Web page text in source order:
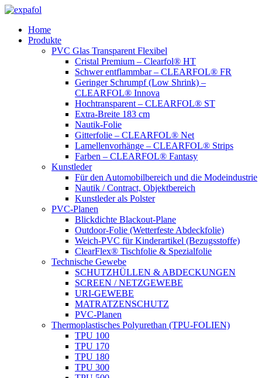
Zum
springenHome
Produkte
PVC Glas Transparent Flexibel
Cristal Premium – Clearfol® HT
Schwer entflammbar – CLEARFOL® FR
Geringer Schrumpf (Low Shrink) –
CLEARFOL® Innova
Hochtransparent – CLEARFOL® ST
Extra-Breite 183 cm
Nautik-Folie
Gitterfolie – CLEARFOL® Net
Lamellenvorhänge – CLEARFOL® Strips
Farben – CLEARFOL® Fantasy
Kunstleder
Für den Automobilbereich und die Modeindustrie
Nautik / Contract, Objektbereich
Kunstleder als Polster
PVC-Planen
Blickdichte Blackout-Plane
Outdoor-Folie (Wetterfeste Abdeckfolie)
Weich-PVC für Kinderartikel (Bezugsstoffe)
ClearFlex® Tischfolie & Spezialfolie
Technische Gewebe
SCHUTZHÜLLEN & ABDECKUNGEN
SCREEN / NETZGEWEBE
URI-GEWEBE
MATRATZENSCHUTZ
PVC-Planen
Thermoplastisches Polyurethan (TPU-FOLIEN)
TPU 100
TPU 170
TPU 180
TPU 300